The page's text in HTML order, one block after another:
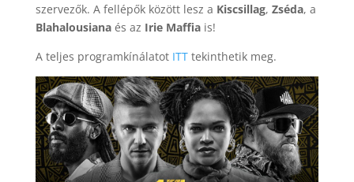
szervezők. A fellépők között lesz a Kiscsillag, Zséda, a
Blahalousianaés az Irie Maffiais!
A teljes programkínálatot ITTtekinthetik meg.